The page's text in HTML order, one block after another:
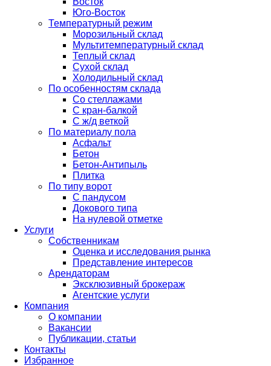
Юго-Восток
Температурный режим
Морозильный склад
Мультитемпературный склад
Теплый склад
Сухой склад
Холодильный склад
По особенностям склада
Со стеллажами
С кран-балкой
С ж/д веткой
По материалу пола
Асфальт
Бетон
Бетон-Антипыль
Плитка
По типу ворот
С пандусом
Докового типа
На нулевой отметке
Услуги
Собственникам
Оценка и исследования рынка
Представление интересов
Арендаторам
Эксклюзивный брокераж
Агентские услуги
Компания
О компании
Вакансии
Публикации, статьи
Контакты
Избранное